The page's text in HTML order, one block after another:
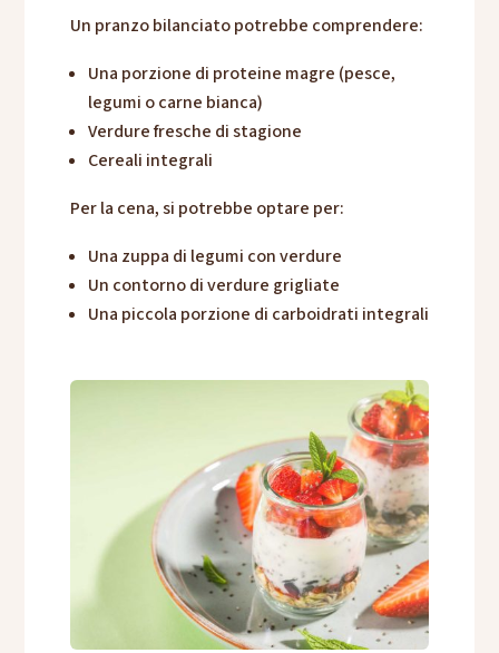
Un pranzo bilanciato potrebbe comprendere:
Una porzione di proteine magre (pesce,
legumi o carne bianca)
Verdure fresche di stagione
Cereali integrali
Per la cena, si potrebbe optare per:
Una zuppa di legumi con verdure
Un contorno di verdure grigliate
Una piccola porzione di carboidrati integrali